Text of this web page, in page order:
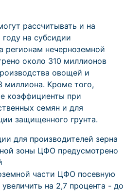
рассчитывать и на
на субсидии
регионам нечерноземной
около 310 миллионов
овощей и
миллиона. Кроме того,
коэффициенты при
семян и для
защищенного грунта.
для производителей зерна
зоны ЦФО предусмотрено
части ЦФО посевную
на 2,7 процента - до